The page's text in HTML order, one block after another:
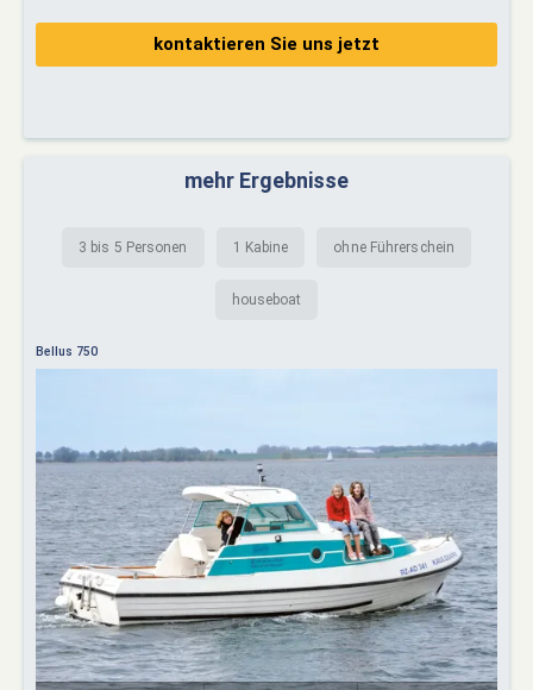
kontaktieren Sie uns jetzt
mehr Ergebnisse
3 bis 5 Personen 1 Kabine ohne Führerschein
houseboat
Bellus 750